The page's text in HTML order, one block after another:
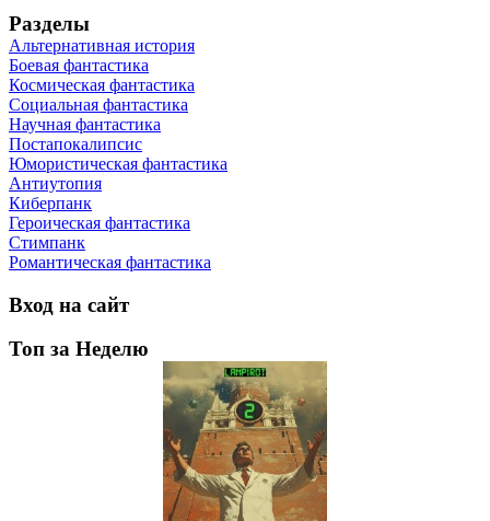
Разделы
Альтернативная история
Боевая фантастика
Космическая фантастика
Социальная фантастика
Научная фантастика
Постапокалипсис
Юмористическая фантастика
Антиутопия
Киберпанк
Героическая фантастика
Стимпанк
Романтическая фантастика
Вход на сайт
Топ за Неделю